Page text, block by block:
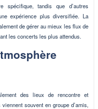
spécifique, tandis que d’autres
expérience plus diversifiée. La
de gérer au mieux les flux de
les concerts les plus attendus.
des lieux de rencontre et
souvent en groupe d’amis,